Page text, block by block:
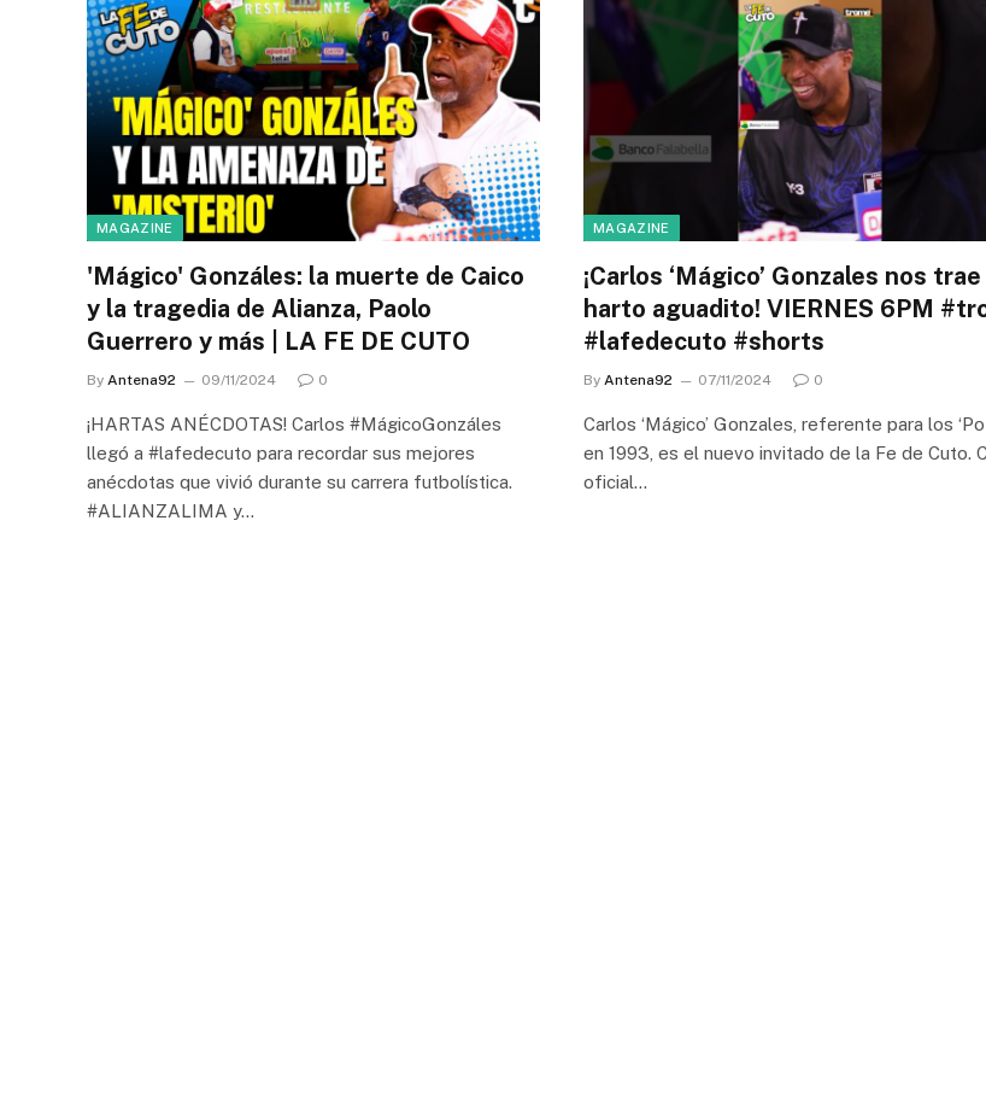
MAGAZINE
'Mágico' Gonzáles: la muerte de Caico
y la tragedia de Alianza, Paolo
Guerrero y más | LA FE DE CUTO
By Antena92 09/11/2024 0
¡HARTAS ANÉCDOTAS! Carlos #MágicoGonzáles
llegó a #lafedecuto para recordar sus mejores
anécdotas que vivió durante su carrera futbolística.
#ALIANZALIMA y…
MAGAZINE
¡Carlos ‘Mágico’ Gonzales nos trae
harto aguadito! VIERNES 6PM
#lafedecuto #shorts
By Antena92 07/11/2024 0
Carlos ‘Mágico’ Gonzales, referente para los
en 1993, es el nuevo invitado de la Fe de Cuto.
oficial…